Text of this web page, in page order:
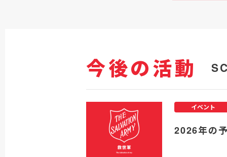
今後の活動
2026年の
イベント